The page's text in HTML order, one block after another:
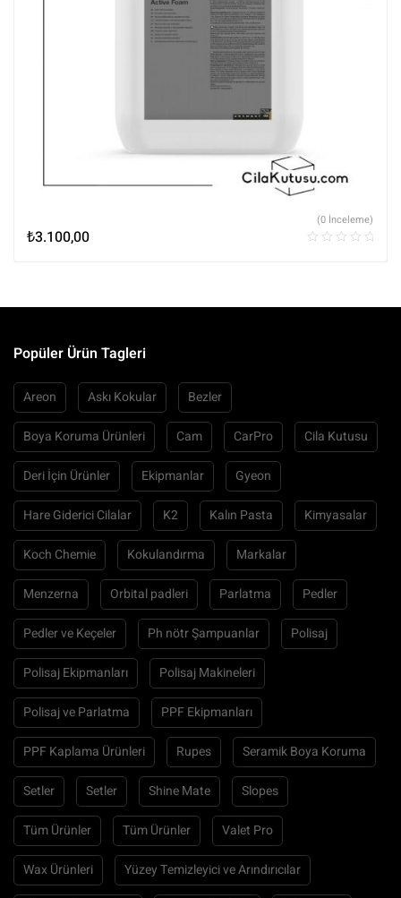
₺3.100,00
(0 İnceleme)
Popüler Ürün Tagleri
Areon Askı Kokular Bezler
Boya Koruma Ürünleri Cam CarPro Cila Kutusu
Deri İçin Ürünler Ekipmanlar Gyeon
Hare Giderici Cilalar K2 Kalın Pasta Kimyasalar
Koch Chemie Kokulandırma Markalar
Menzerna Orbital padleri Parlatma Pedler
Pedler ve Keçeler Ph nötr Şampuanlar Polisaj
Polisaj Ekipmanları Polisaj Makineleri
Polisaj ve Parlatma PPF Ekipmanları
PPF Kaplama Ürünleri Rupes Seramik Boya Koruma
Setler Setler Shine Mate Slopes
Tüm Ürünler Tüm Ürünler Valet Pro
Wax Ürünleri Yüzey Temizleyici ve Arındırıcılar